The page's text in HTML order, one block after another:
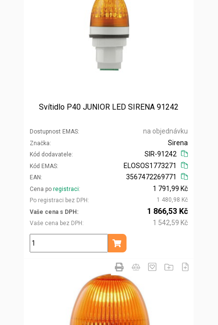
Svítidlo P40 JUNIOR LED SIRENA 91242
Dostupnost EMAS na objednávku
Značka
Kód dodavatele
Sirena
SIR-91242
Kód EMAS
EAN
ELOSOS1773271
3567472269771
Cena po registraci
Po registraci bez DPH
1 791,99 Kč
1 480,98 Kč
Vaše cena s DPH
Vaše cena bez DPH
1 866,53 Kč
1 542,59 Kč
ks
Přidat do košíku